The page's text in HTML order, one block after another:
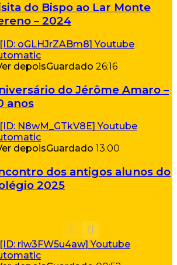
do Bispo ao Lar Monte
– 2024
depoisGuardado 26:16
do Jérôme Amaro –
anos
depoisGuardado 13:00
dos antigos alunos do
2025